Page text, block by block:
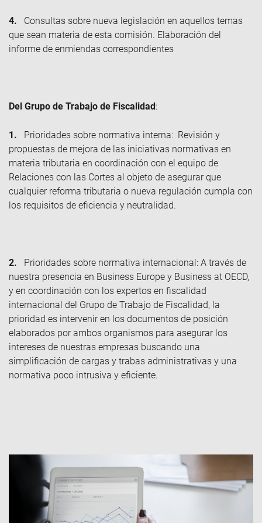
4.
Consultas sobre nueva legislación en aquellos temas
que sean materia de esta comisión. Elaboración del
informe de enmiendas correspondientes
Del Grupo de Trabajo de Fiscalidad:
1.
Prioridades sobre normativa interna: Revisión y
propuestas de mejora de las iniciativas normativas en
materia tributaria en coordinación con el equipo de
Relaciones con las Cortes al objeto de asegurar que
cualquier reforma tributaria o nueva regulación cumpla con
los requisitos de eficiencia y neutralidad.
2.
Prioridades sobre normativa internacional: A través de
nuestra presencia en Business Europe y Business at OECD,
y en coordinación con los expertos en fiscalidad
internacional del Grupo de Trabajo de Fiscalidad, la
prioridad es intervenir en los documentos de posición
elaborados por ambos organismos para asegurar los
intereses de nuestras empresas buscando una
simplificación de cargas y trabas administrativas y una
normativa poco intrusiva y eficiente.